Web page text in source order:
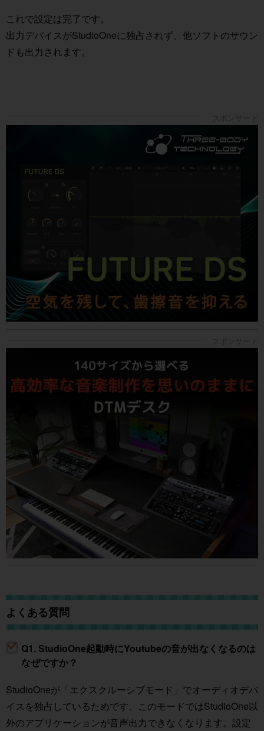
これで設定は完了です。
出力デバイスがStudioOneに独占されず、他ソフトのサウン
ドも出力されます。
よくある質問
Q1. StudioOne起動時にYoutubeの音が出なくなるのは
なぜですか？
StudioOneが「エクスクルーシブモード」でオーディオデバ
イスを独占しているためです。このモードではStudioOne以
外のアプリケーションが音声出力できなくなります。設定